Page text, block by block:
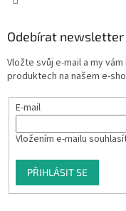
Odebírat newsletter
Vložte svůj e-mail a my
produktech na našem e-
E-mail
Vložením e-mailu
PŘIHLÁSIT SE